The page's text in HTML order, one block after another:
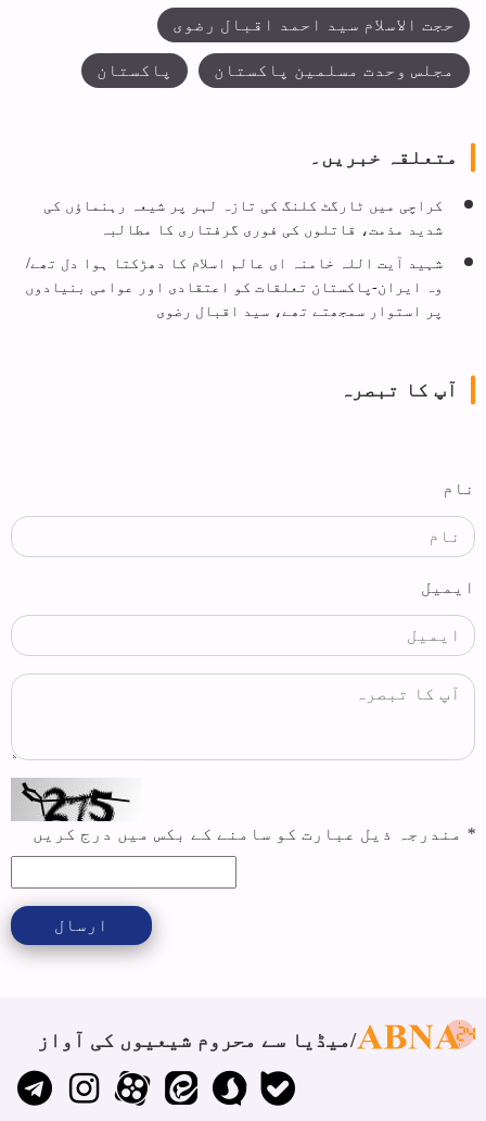
حجت الاسلام سید احمد اقبال رضوی
مجلس وحدت مسلمین پاکستان پاکستان
متعلقہ خبریں۔
کراچی میں ٹارگٹ کلنگ کی تازہ لہر پر شیعہ رہنماؤں کی
شدید مذمت، قاتلوں کی فوری گرفتاری کا مطالبہ
شہید آیت اللہ خامنہ ای عالم اسلام کا دھڑکتا ہوا دل تھے/
وہ ایران-پاکستان تعلقات کو اعتقادی اور عوامی بنیادوں
پر استوار سمجھتے تھے، سید اقبال رضوی
آپ کا تبصرہ
نام
ایمیل
* مندرجہ ذیل عبارت کو سامنے کے بکس میں درج کریں
ارسال
میڈیا سے محروم شیعیوں کی آواز